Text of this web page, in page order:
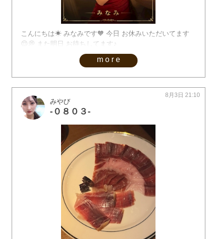
こんにちは☀︎ みなみです🧡 今日 お休みいただいてます
😌💭 また明日 お待ちしてます♪
more
みやび
-０８０３-
8月3日 21:10